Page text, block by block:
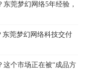
莞梦幻网络5年经验，
东莞梦幻网络科技交付
这个市场正在被“成品方